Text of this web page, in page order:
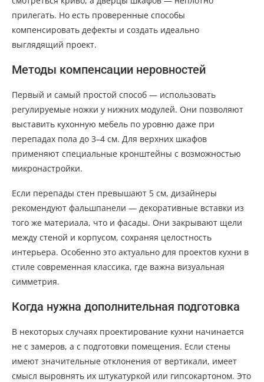
прилегать. Но есть проверенные способы
компенсировать дефекты и создать идеально
выглядящий проект.
Методы компенсации неровностей
Первый и самый простой способ — использовать
регулируемые ножки у нижних модулей. Они позволяют
выставить кухонную мебель по уровню даже при
перепадах пола до 3–4 см. Для верхних шкафов
применяют специальные кронштейны с возможностью
микронастройки.
Если перепады стен превышают 5 см, дизайнеры
рекомендуют фальшпанели — декоративные вставки из
того же материала, что и фасады. Они закрывают щели
между стеной и корпусом, сохраняя целостность
интерьера. Особенно это актуально для проектов кухни в
стиле современная классика, где важна визуальная
симметрия.
Когда нужна дополнительная подготовка
В некоторых случаях проектирование кухни начинается
не с замеров, а с подготовки помещения. Если стены
имеют значительные отклонения от вертикали, имеет
смысл выровнять их штукатуркой или гипсокартоном. Это